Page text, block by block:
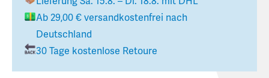
Ab 29,00 € versandkostenfrei nach
Deutschland
30 Tage kostenlose Retoure